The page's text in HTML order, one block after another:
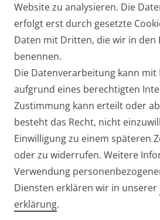
1 2
* inkl. ges. MwSt. zzgl.
Website zu analysieren. Die
erfolgt erst durch gesetzte
Daten mit Dritten, die wir in den
benennen.
Die Datenverarbeitung kann mit
aufgrund eines berechtigten
Zustimmung kann erteilt oder
besteht das Recht, nicht
Einwilligung zu einem späteren
oder zu widerrufen. Weitere
Verwendung
Diensten erklären wir in unserer
erklärung.